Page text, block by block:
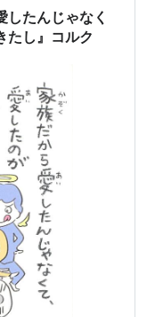
したんじゃなく
たし』コルク